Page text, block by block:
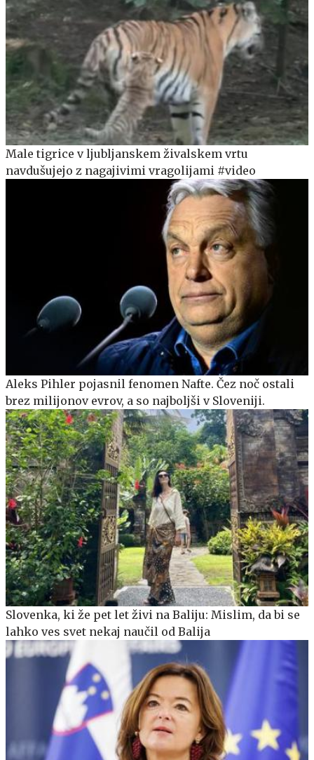
Male tigrice v ljubljanskem živalskem vrtu
navdušujejo z nagajivimi vragolijami #video
Aleks Pihler pojasnil fenomen Nafte. Čez noč ostali
brez milijonov evrov, a so najboljši v Sloveniji.
Slovenka, ki že pet let živi na Baliju: Mislim, da bi se
lahko ves svet nekaj naučil od Balija